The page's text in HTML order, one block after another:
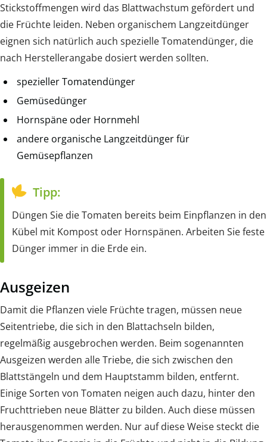
Stickstoffmengen wird das Blattwachstum gefördert und
die Früchte leiden. Neben organischem Langzeitdünger
eignen sich natürlich auch spezielle Tomatendünger, die
nach Herstellerangabe dosiert werden sollten.
spezieller Tomatendünger
Gemüsedünger
Hornspäne oder Hornmehl
andere organische Langzeitdünger für
Gemüsepflanzen
Tipp:
Düngen Sie die Tomaten bereits beim Einpflanzen in den
Kübel mit Kompost oder Hornspänen. Arbeiten Sie feste
Dünger immer in die Erde ein.
Ausgeizen
Damit die Pflanzen viele Früchte tragen, müssen neue
Seitentriebe, die sich in den Blattachseln bilden,
regelmäßig ausgebrochen werden. Beim sogenannten
Ausgeizen werden alle Triebe, die sich zwischen den
Blattstängeln und dem Hauptstamm bilden, entfernt.
Einige Sorten von Tomaten neigen auch dazu, hinter den
Fruchttrieben neue Blätter zu bilden. Auch diese müssen
herausgenommen werden. Nur auf diese Weise steckt die